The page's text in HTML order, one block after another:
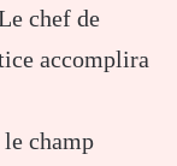
chef de
accomplira
le champ